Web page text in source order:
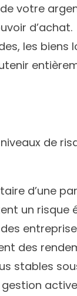
votre
d’achat.
les
de
d’une
un risque
des
stables